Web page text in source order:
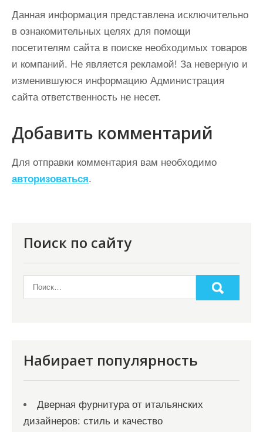
Данная информация представлена исключительно
в ознакомительных целях для помощи
посетителям сайта в поиске необходимых товаров
и компаний. Не является рекламой! За неверную и
изменившуюся информацию Администрация
сайта ответственность не несет.
Добавить комментарий
Для отправки комментария вам необходимо
авторизоваться.
Поиск по сайту
Набирает популярность
Дверная фурнитура от итальянских
дизайнеров: стиль и качество